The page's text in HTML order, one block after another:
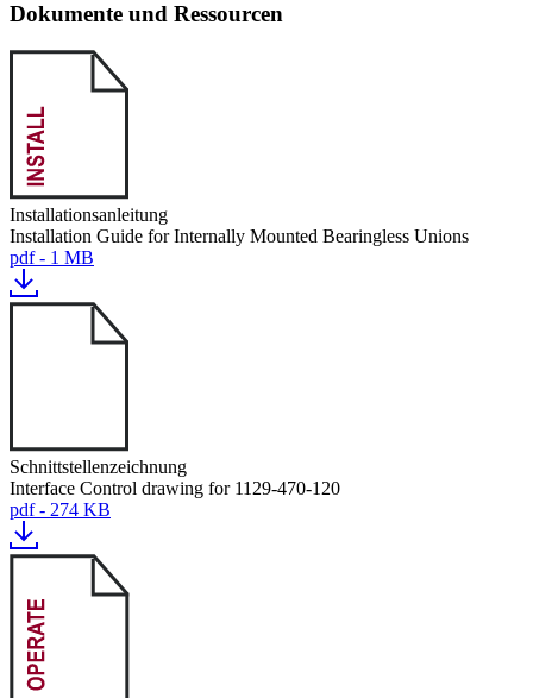
Dokumente und Ressourcen
Installationsanleitung
Installation Guide for Internally Mounted Bearingless Unions
pdf - 1 MB
Schnittstellenzeichnung
Interface Control drawing for 1129-470-120
pdf - 274 KB